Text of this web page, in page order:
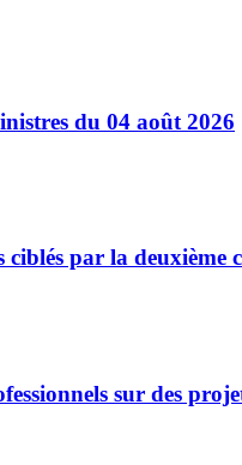
du 04 août 2026
par la deuxième
sur des